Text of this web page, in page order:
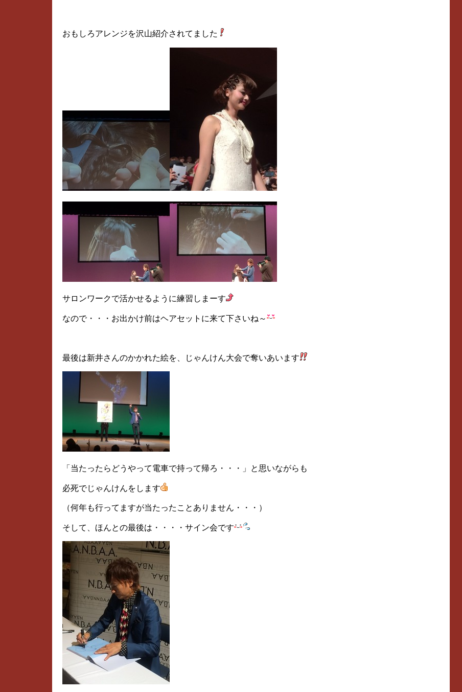
おもしろアレンジを沢山紹介されてました
サロンワークで活かせるように練習しまーす
なので・・・お出かけ前はヘアセットに来て下さいね～
最後は新井さんのかかれた絵を、じゃんけん大会で奪いあいます
「当たったらどうやって電車で持って帰ろ・・・」と思いながらも
必死でじゃんけんをします
（何年も行ってますが当たったことありません・・・）
そして、ほんとの最後は・・・・サイン会です